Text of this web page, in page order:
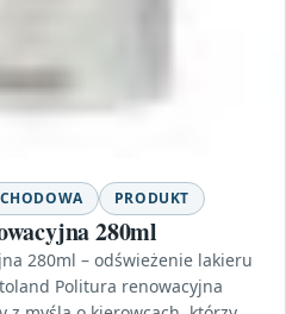
PRODUKT
280ml
280ml – odświeżenie lakieru
Politura renowacyjna